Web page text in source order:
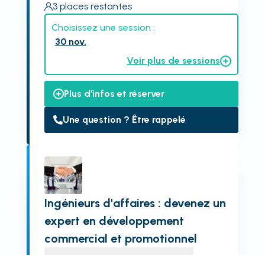
3 places restantes
Choisissez une session :
30 nov.
Voir plus de sessions
Plus d'infos et réserver
Une question ? Être rappelé
Ingénieurs d'affaires : devenez un
expert en développement
commercial et promotionnel